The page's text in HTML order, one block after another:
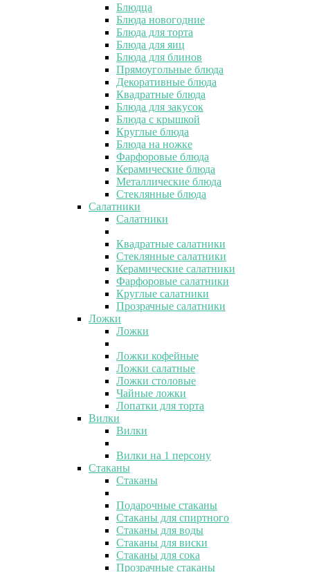
Блюдца
Блюда новогодние
Блюда для торта
Блюда для яиц
Блюда для блинов
Прямоугольные блюда
Декоративные блюда
Квадратные блюда
Блюда для закусок
Блюда с крышкой
Круглые блюда
Блюда на ножке
Фарфоровые блюда
Керамические блюда
Металлические блюда
Стеклянные блюда
Салатники
Салатники
Квадратные салатники
Стеклянные салатники
Керамические салатники
Фарфоровые салатники
Круглые салатники
Прозрачные салатники
Ложки
Ложки
Ложки кофейные
Ложки салатные
Ложки столовые
Чайные ложки
Лопатки для торта
Вилки
Вилки
Вилки на 1 персону
Стаканы
Стаканы
Подарочные стаканы
Стаканы для спиртного
Стаканы для воды
Стаканы для виски
Стаканы для сока
Прозрачные стаканы